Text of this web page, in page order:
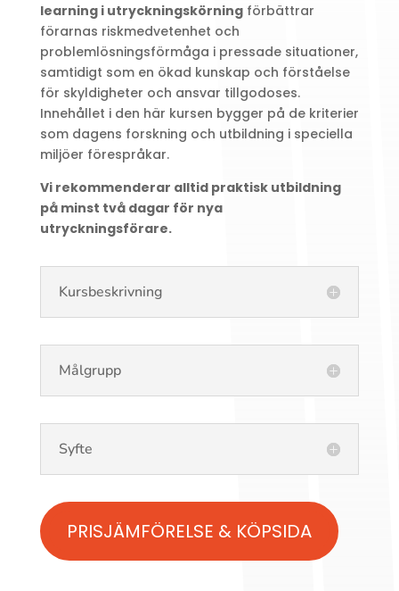
learning i utryckningskörningförbättrar
förarnas riskmedvetenhet och
problemlösningsförmåga i pressade situationer,
samtidigt som en ökad kunskap och förståelse
för skyldigheter och ansvar tillgodoses.
Innehållet i den här kursen bygger på de kriterier
som dagens forskning och utbildning i speciella
miljöer förespråkar.
Vi rekommenderar alltid praktisk utbildning
på minst två dagar för nya
utryckningsförare.
Kursbeskrivning
Målgrupp
Syfte
PRISJÄMFÖRELSE & KÖPSIDA